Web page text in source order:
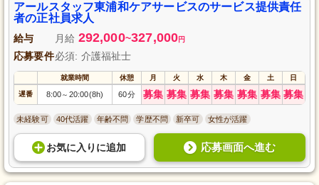
アールスタッフ東浦和ケアサービスのサービス提供責任
者の正社員求人
給与 月給 292,000~327,000円
応募要件必須: 介護福祉士
就業時間 休憩 月 火 水 木 金 土 日
遅番 8:00～ 20:00(8h) 60分 募集 募集 募集 募集 募集 募集 募集
未経験可 40代活躍 年齢不問 学歴不問 新卒可 女性が活躍
お気に入り に追加 応募画面へ進む